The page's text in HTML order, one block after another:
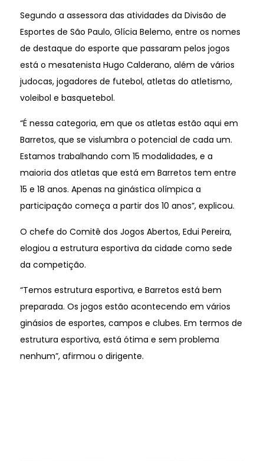
Segundo a assessora das atividades da Divisão de
Esportes de São Paulo, Glícia Belemo, entre os nomes
de destaque do esporte que passaram pelos jogos
está o mesatenista Hugo Calderano, além de vários
judocas, jogadores de futebol, atletas do atletismo,
voleibol e basquetebol.
“É nessa categoria, em que os atletas estão aqui em
Barretos, que se vislumbra o potencial de cada um.
Estamos trabalhando com 15 modalidades, e a
maioria dos atletas que está em Barretos tem entre
15 e 18 anos. Apenas na ginástica olímpica a
participação começa a partir dos 10 anos”, explicou.
O chefe do Comitê dos Jogos Abertos, Edui Pereira,
elogiou a estrutura esportiva da cidade como sede
da competição.
“Temos estrutura esportiva, e Barretos está bem
preparada. Os jogos estão acontecendo em vários
ginásios de esportes, campos e clubes. Em termos de
estrutura esportiva, está ótima e sem problema
nenhum”, afirmou o dirigente.